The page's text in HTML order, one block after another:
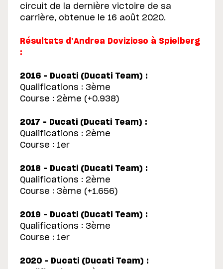
circuit de la dernière victoire de sa
carrière, obtenue le 16 août 2020.
Résultats d’Andrea Dovizioso à Spielberg
:
2016 – Ducati (Ducati Team) :
Qualifications : 3ème
Course : 2ème (+0.938)
2017 – Ducati (Ducati Team) :
Qualifications : 2ème
Course : 1er
2018 – Ducati (Ducati Team) :
Qualifications : 2ème
Course : 3ème (+1.656)
2019 – Ducati (Ducati Team) :
Qualifications : 3ème
Course : 1er
2020 – Ducati (Ducati Team) :